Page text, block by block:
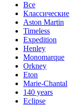
Все
Классические
Aston Martin
Timeless
Expedition
Henley
Monomarque
Orkney
Eton
Marie-Chantal
140 years
Eclipse